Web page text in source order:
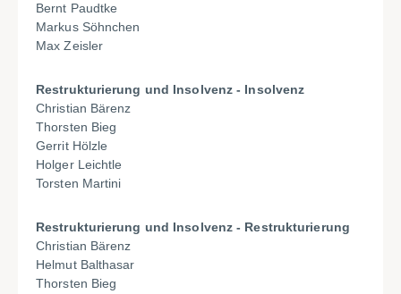
Bernt Paudtke
Markus Söhnchen
Max Zeisler
Restrukturierung und Insolvenz - Insolvenz
Christian Bärenz
Thorsten Bieg
Gerrit Hölzle
Holger Leichtle
Torsten Martini
Restrukturierung und Insolvenz - Restrukturierung
Christian Bärenz
Helmut Balthasar
Thorsten Bieg